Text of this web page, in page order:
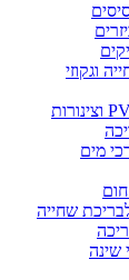
וגקוזי
מים
שחייה
שינה